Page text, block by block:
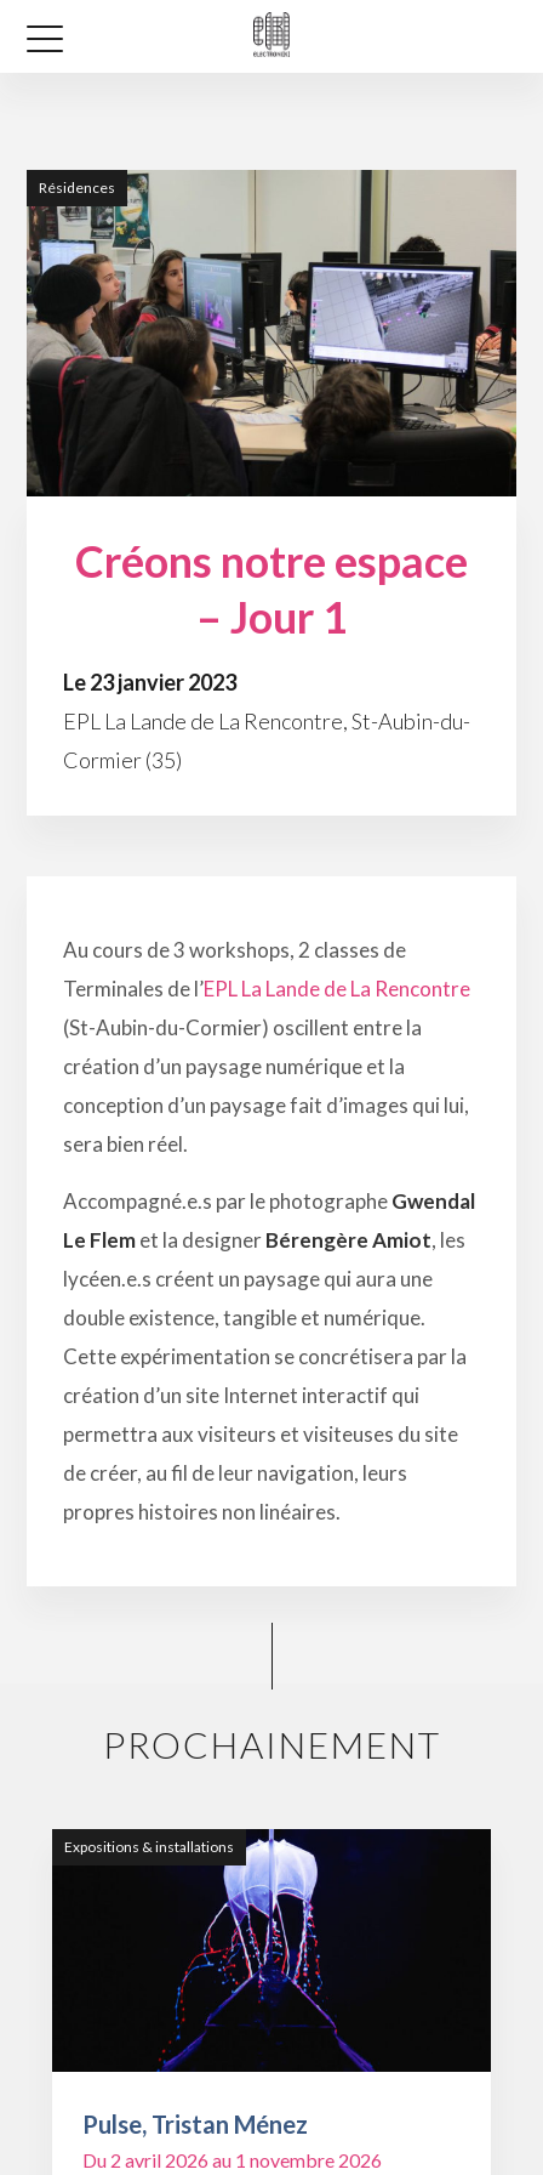
Résidences
Créons notre espace
– Jour 1
Le 23 janvier 2023
EPL La Lande de La Rencontre, St-Aubin-du-
Cormier (35)
Au cours de 3 workshops, 2 classes de
Terminales de l’EPL La Lande de La Rencontre
(St-Aubin-du-Cormier) oscillent entre la
création d’un paysage numérique et la
conception d’un paysage fait d’images qui lui,
sera bien réel.
Accompagné.e.s par le photographeGwendal
Le Flemet la designerBérengère Amiot, les
lycéen.e.s créent un paysage qui aura une
double existence, tangible et numérique.
Cette expérimentation se concrétisera par la
création d’un site Internet interactif qui
permettra aux visiteurs et visiteuses du site
de créer, au fil de leur navigation, leurs
propres histoires non linéaires.
PROCHAINEMENT
Expositions & installations
Pulse, Tristan Ménez
Du 2 avril 2026 au 1 novembre 2026